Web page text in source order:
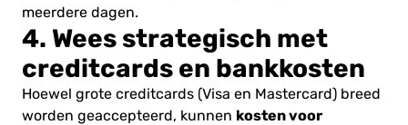
meerdere dagen.
4. Wees strategisch met
creditcards en bankkosten
Hoewel grote creditcards (Visa en Mastercard) breed
worden geaccepteerd, kunnen kosten voor